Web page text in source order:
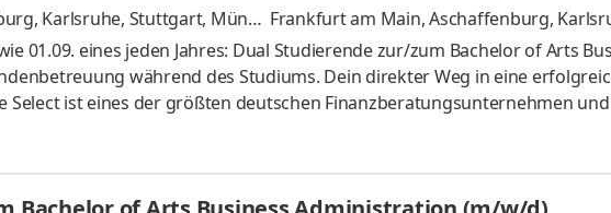
Karlsruhe, Stuttgart, Münch Frankfurt am Main, Aschaffenburg,
nd 4 weitere
01.09. eines jeden Jahres: Dual Studierende zur/zum Bachelor of Arts
während des Studiums. Dein direkter Weg in eine
Select ist eines der größten deutschen Finanzberatungsunternehmen
Anbieter von erstklassigen Finanz- und Vorsorgelösungen in Europa.
Menschen dabei, ihr Leben finanziell selbstbestimmt zu gestalten,
können. Aufgaben Kundentermine: Du begleitest Kundentermine